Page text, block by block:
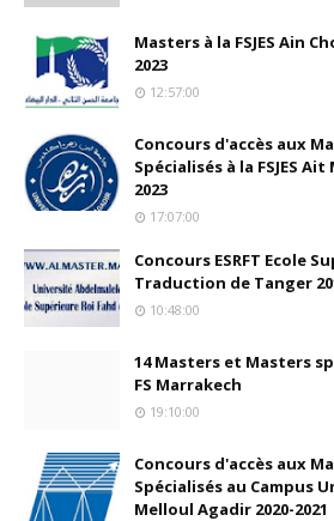
Masters à la FSJES Ain
2023
12:57:00
Concours d'accès aux
Spécialisés à la FSJES
2023
17:07:00
Concours ESRFT Ecole
Traduction de Tanger
10:48:00
14 Masters et Masters
FS Marrakech
19:10:00
Concours d'accès aux
Spécialisés au Campus
Melloul Agadir 2020-2021